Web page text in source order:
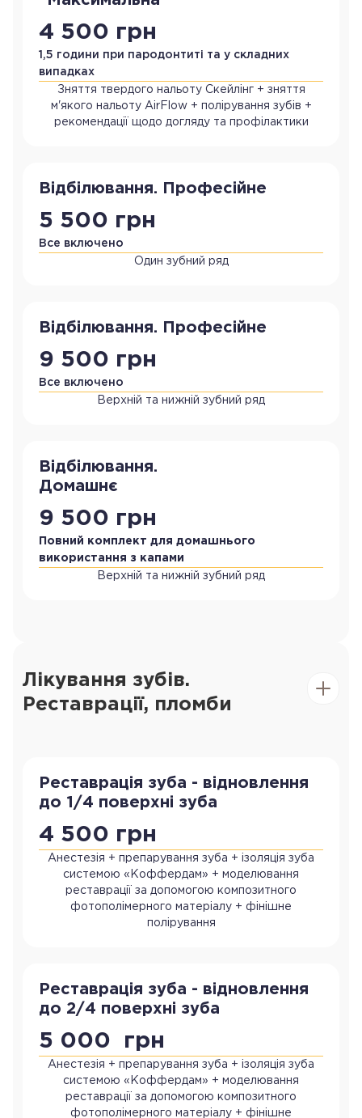
4 500 грн
1,5 години при пародонтиті та у складних
випадках
Зняття твердого нальоту Скейлінг + зняття
м'якого нальоту AirFlow + полірування зубів +
рекомендації щодо догляду та профілактики
Відбілювання. Професійне
5 500 грн
Все включено
Один зубний ряд
Відбілювання. Професійне
9 500 грн
Все включено
Верхній та нижній зубний ряд
Відбілювання.
Домашнє
9 500 грн
Повний комплект для домашнього
використання з капами
Верхній та нижній зубний ряд
Лікування зубів.
Реставрації, пломби
Реставрація зуба - відновлення
до 1/4 поверхні зуба
4 500 грн
Анестезія + препарування зуба + ізоляція зуба
системою «Коффердам» + моделювання
реставрації за допомогою композитного
фотополімерного матеріалу + фінішне
полірування
Реставрація зуба - відновлення
до 2/4 поверхні зуба
5 000 грн
Анестезія + препарування зуба + ізоляція зуба
системою «Коффердам» + моделювання
реставрації за допомогою композитного
фотополімерного матеріалу + фінішне